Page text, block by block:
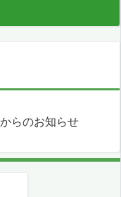
らのお知らせ